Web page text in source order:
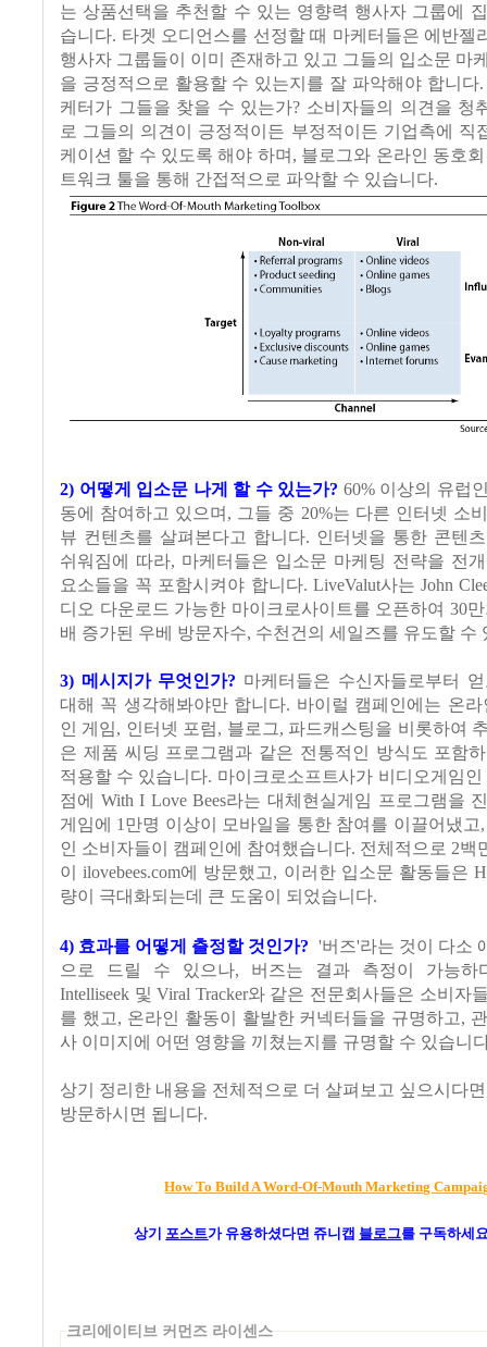
는 상품선택을 추천할 수 있는 영향력 행사자 그룹에
습니다. 타겟 오디언스를 선정할 때 마케터들은 에반젤
행사자 그룹들이 이미 존재하고 있고 그들의 입소문 마
을 긍정적으로 활용할 수 있는지를 잘 파악해야 합니다
케터가 그들을 찾을 수 있는가? 소비자들의 의견을 청
로 그들의 의견이 긍정적이든 부정적이든 기업측에 직
케이션 할 수 있도록 해야 하며, 블로그와 온라인 동호
트워크 툴을 통해 간접적으로 파악할 수 있습니다.
2) 어떻게 입소문 나게 할 수 있는가? 60% 이상의 유럽
동에 참여하고 있으며, 그들 중 20%는 다른 인터넷 소
뷰 컨텐츠를 살펴본다고 합니다. 인터넷을 통한 콘텐
쉬워짐에 따라, 마케터들은 입소문 마케팅 전략을 전
요소들을 꼭 포함시켜야 합니다. LiveValut사는 John
디오 다운로드 가능한 마이크로사이트를 오픈하여 30
배 증가된 우베 방문자수, 수천건의 세일즈를 유도할 수
3) 메시지가 무엇인가? 마케터들은 수신자들로부터
대해 꼭 생각해봐야만 합니다. 바이럴 캠페인에는 온
인 게임, 인터넷 포럼, 블로그, 파드캐스팅을 비롯하여
은 제품 씨딩 프로그램과 같은 전통적인 방식도 포함
적용할 수 있습니다. 마이크로소프트사가 비디오게임인
점에 With I Love Bees라는 대체현실게임 프로그램을
게임에 1만명 이상이 모바일을 통한 참여를 이끌어냈고
인 소비자들이 캠페인에 참여했습니다. 전체적으로 2백
이 ilovebees.com에 방문했고, 이러한 입소문 활동들은
량이 극대화되는데 큰 도움이 되었습니다.
4) 효과를 어떻게 츨정할 것인가? '버즈'라는 것이 다소
으로 드릴 수 있으나, 버즈는 결과 측정이 가능하
Intelliseek 및 Viral Tracker와 같은 전문회사들은 소비자
를 했고, 온라인 활동이 활발한 커넥터들을 규명하고,
사 이미지에 어떤 영향을 끼쳤는지를 규명할 수 있습니
상기 정리한 내용을 전체적으로 더 살펴보고 싶으시다
방문하시면 됩니다.
How To Build A Word-Of-Mouth Marketing
상기 포스트가유용하셨다면 쥬니캡 블로그를 구독하세
크리에이티브 커먼즈 라이센스